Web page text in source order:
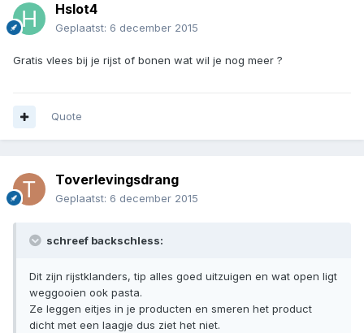
Hslot4
Geplaatst: 6 december 2015
Gratis vlees bij je rijst of bonen wat wil je nog meer ?
Quote
Toverlevingsdrang
Geplaatst: 6 december 2015
schreef backschless:
Dit zijn rijstklanders, tip alles goed uitzuigen en wat open ligt
weggooien ook pasta.
Ze leggen eitjes in je producten en smeren het product
dicht met een laagje dus ziet het niet.